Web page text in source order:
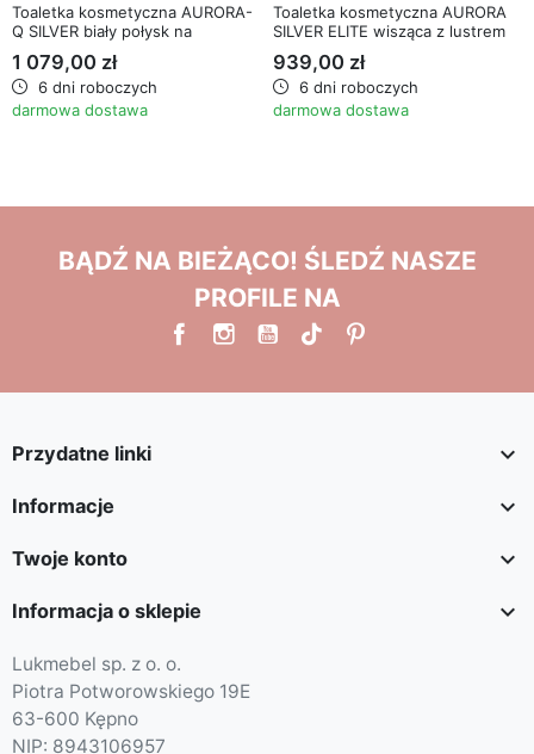
Toaletka kosmetyczna AURORA-
Q SILVER biały połysk na
1 079,00 zł
6 dni roboczych
darmowa dostawa
Toaletka kosmetyczna AURORA
SILVER ELITE wisząca z lustrem
biały połysk
939,00 zł
6 dni roboczych
darmowa dostawa
BĄDŹ NA BIEŻĄCO! ŚLEDŹ NASZE
PROFILE NA
Przydatne linki 
Informacje 
Twoje konto 
Informacja o sklepie 
Lukmebel sp. z o. o.
Piotra Potworowskiego 19E
63-600 Kępno
NIP: 8943106957